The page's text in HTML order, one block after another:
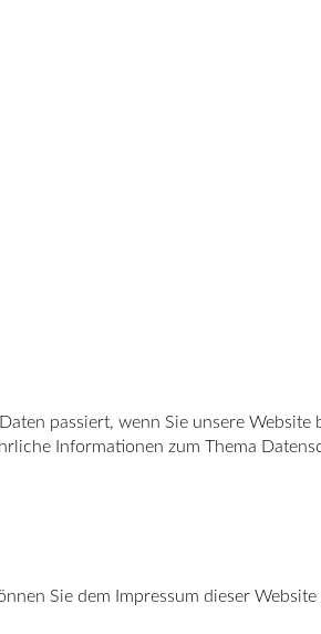
passiert, wenn Sie unsere Website
Informationen zum Thema
Sie dem Impressum dieser Website